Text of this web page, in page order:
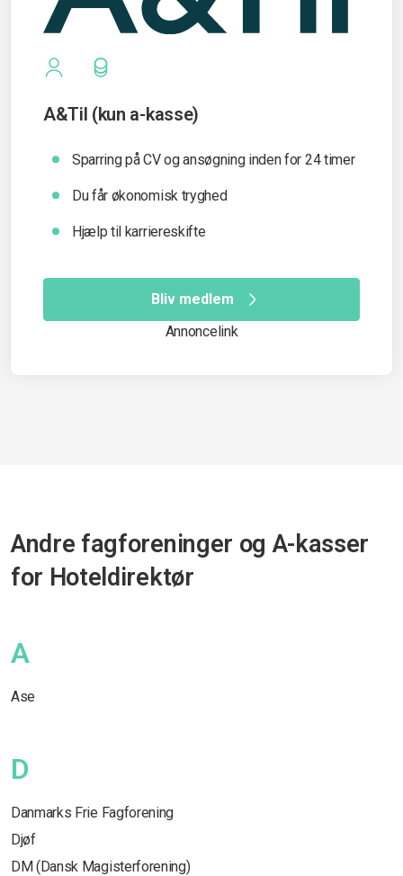
A&Til (kun a-kasse)
Sparring på CV og ansøgning inden for 24 timer
Du får økonomisk tryghed
Hjælp til karriereskifte
Bliv medlem
Annoncelink
Andre fagforeninger og A-kasser
for Hoteldirektør
A
Ase
D
Danmarks Frie Fagforening
Djøf
DM (Dansk Magisterforening)